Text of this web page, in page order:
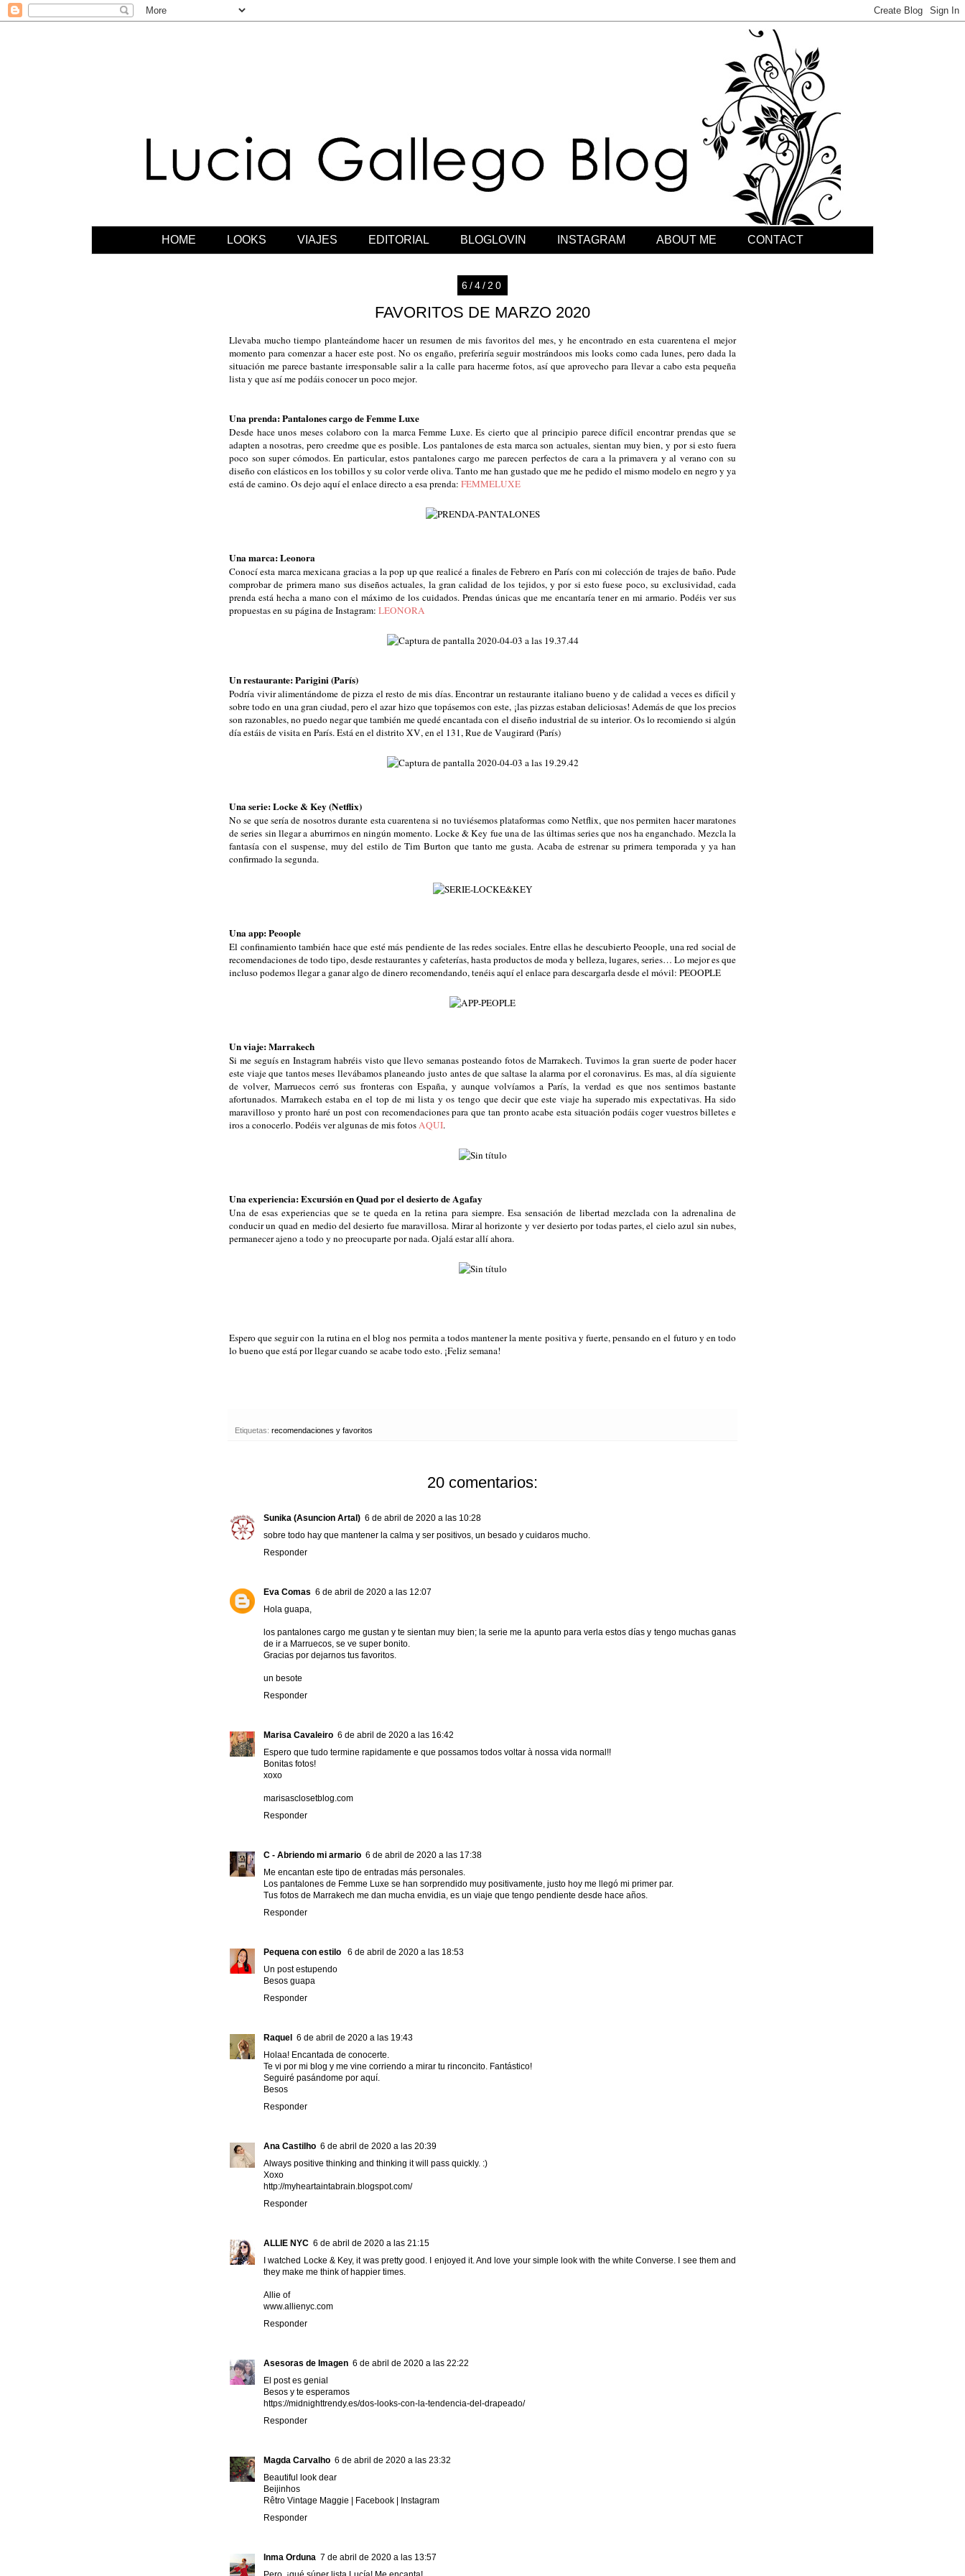
HOME LOOKS VIAJES EDITORIAL BLOGLOVIN INSTAGRAM ABOUT ME CONTACT
6/4/20
FAVORITOS DE MARZO 2020
Llevaba mucho tiempo planteándome hacer un resumen de mis favoritos del mes, y he encontrado en esta cuarentena el mejor
momento para comenzar a hacer este post. No os engaño, preferiría seguir mostrándoos mis looks como cada lunes, pero dada la
situación me parece bastante irresponsable salir a la calle para hacerme fotos, así que aprovecho para llevar a cabo esta pequeña
lista y que así me podáis conocer un poco mejor.
Una prenda: Pantalones cargo de Femme Luxe
Desde hace unos meses colaboro con la marca Femme Luxe. Es cierto que al principio parece difícil encontrar prendas que se
adapten a nosotras, pero creedme que es posible. Los pantalones de esta marca son actuales, sientan muy bien, y por si esto fuera
poco son super cómodos. En particular, estos pantalones cargo me parecen perfectos de cara a la primavera y al verano con su
diseño con elásticos en los tobillos y su color verde oliva. Tanto me han gustado que me he pedido el mismo modelo en negro y ya
está de camino. Os dejo aquí el enlace directo a esa prenda: FEMMELUXE
Una marca: Leonora
Conocí esta marca mexicana gracias a la pop up que realicé a finales de Febrero en París con mi colección de trajes de baño. Pude
comprobar de primera mano sus diseños actuales, la gran calidad de los tejidos, y por si esto fuese poco, su exclusividad, cada
prenda está hecha a mano con el máximo de los cuidados. Prendas únicas que me encantaría tener en mi armario. Podéis ver sus
propuestas en su página de Instagram: LEONORA
Un restaurante: Parigini (París)
Podría vivir alimentándome de pizza el resto de mis días. Encontrar un restaurante italiano bueno y de calidad a veces es difícil y
sobre todo en una gran ciudad, pero el azar hizo que topásemos con este, ¡las pizzas estaban deliciosas! Además de que los precios
son razonables, no puedo negar que también me quedé encantada con el diseño industrial de su interior. Os lo recomiendo si algún
día estáis de visita en París. Está en el distrito XV, en el 131, Rue de Vaugirard (París)
Una serie: Locke & Key (Netflix)
No se que sería de nosotros durante esta cuarentena si no tuviésemos plataformas como Netflix, que nos permiten hacer maratones
de series sin llegar a aburrirnos en ningún momento. Locke & Key fue una de las últimas series que nos ha enganchado. Mezcla la
fantasía con el suspense, muy del estilo de Tim Burton que tanto me gusta. Acaba de estrenar su primera temporada y ya han
confirmado la segunda.
Una app: Peoople
El confinamiento también hace que esté más pendiente de las redes sociales. Entre ellas he descubierto Peoople, una red social de
recomendaciones de todo tipo, desde restaurantes y cafeterías, hasta productos de moda y belleza, lugares, series… Lo mejor es que
incluso podemos llegar a ganar algo de dinero recomendando, tenéis aquí el enlace para descargarla desde el móvil: PEOOPLE
Un viaje: Marrakech
Si me seguís en Instagram habréis visto que llevo semanas posteando fotos de Marrakech. Tuvimos la gran suerte de poder hacer
este viaje que tantos meses llevábamos planeando justo antes de que saltase la alarma por el coronavirus. Es mas, al día siguiente
de volver, Marruecos cerró sus fronteras con España, y aunque volvíamos a París, la verdad es que nos sentimos bastante
afortunados. Marrakech estaba en el top de mi lista y os tengo que decir que este viaje ha superado mis expectativas. Ha sido
maravilloso y pronto haré un post con recomendaciones para que tan pronto acabe esta situación podáis coger vuestros billetes e
iros a conocerlo. Podéis ver algunas de mis fotosAQUI.
Una experiencia: Excursión en Quad por el desierto de Agafay
Una de esas experiencias que se te queda en la retina para siempre. Esa sensación de libertad mezclada con la adrenalina de
conducir un quad en medio del desierto fue maravillosa. Mirar al horizonte y ver desierto por todas partes, el cielo azul sin nubes,
permanecer ajeno a todo y no preocuparte por nada. Ojalá estar allí ahora.
Espero que seguir con la rutina en el blog nos permita a todos mantener la mente positiva y fuerte, pensando en el futuro y en todo
lo bueno que está por llegar cuando se acabe todo esto. ¡Feliz semana!
Etiquetas: recomendaciones y favoritos
20 comentarios:
Sunika (Asuncion Artal) 6 de abril de 2020 a las 10:28
sobre todo hay que mantener la calma y ser positivos, un besado y cuidaros mucho.
Responder
Eva Comas 6 de abril de 2020 a las 12:07
Hola guapa,
los pantalones cargo me gustan y te sientan muy bien; la serie me la apunto para verla estos días y tengo muchas ganas
de ir a Marruecos, se ve super bonito.
Gracias por dejarnos tus favoritos.
un besote
Responder
Marisa Cavaleiro 6 de abril de 2020 a las 16:42
Espero que tudo termine rapidamente e que possamos todos voltar à nossa vida normal!!
Bonitas fotos!
xoxo
marisasclosetblog.com
Responder
C - Abriendo mi armario 6 de abril de 2020 a las 17:38
Me encantan este tipo de entradas más personales.
Los pantalones de Femme Luxe se han sorprendido muy positivamente, justo hoy me llegó mi primer par.
Tus fotos de Marrakech me dan mucha envidia, es un viaje que tengo pendiente desde hace años.
Responder
Pequena con estilo
6 de abril de 2020 a las 18:53
Un post estupendo
Besos guapa
Responder
Raquel 6 de abril de 2020 a las 19:43
Holaa! Encantada de conocerte.
Te vi por mi blog y me vine corriendo a mirar tu rinconcito. Fantástico!
Seguiré pasándome por aquí.
Besos
Responder
Ana Castilho 6 de abril de 2020 a las 20:39
Always positive thinking and thinking it will pass quickly. :)
Xoxo
http://myheartaintabrain.blogspot.com/
Responder
ALLIE NYC 6 de abril de 2020 a las 21:15
I watched Locke & Key, it was pretty good. I enjoyed it. And love your simple look with the white Converse. I see them and
they make me think of happier times.
Allie of
www.allienyc.com
Responder
Asesoras de Imagen 6 de abril de 2020 a las 22:22
El post es genial
Besos y te esperamos
https://midnighttrendy.es/dos-looks-con-la-tendencia-del-drapeado/
Responder
Magda Carvalho 6 de abril de 2020 a las 23:32
Beautiful look dear
Beijinhos
Rêtro Vintage Maggie | Facebook | Instagram
Responder
Inma Orduna 7 de abril de 2020 a las 13:57